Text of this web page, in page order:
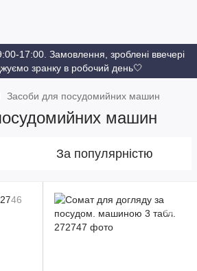
17:00. Замовлення, зроблені ввечері
зранку в робочий день🤍
Засоби для посудомийних машин
машин
За популярністю